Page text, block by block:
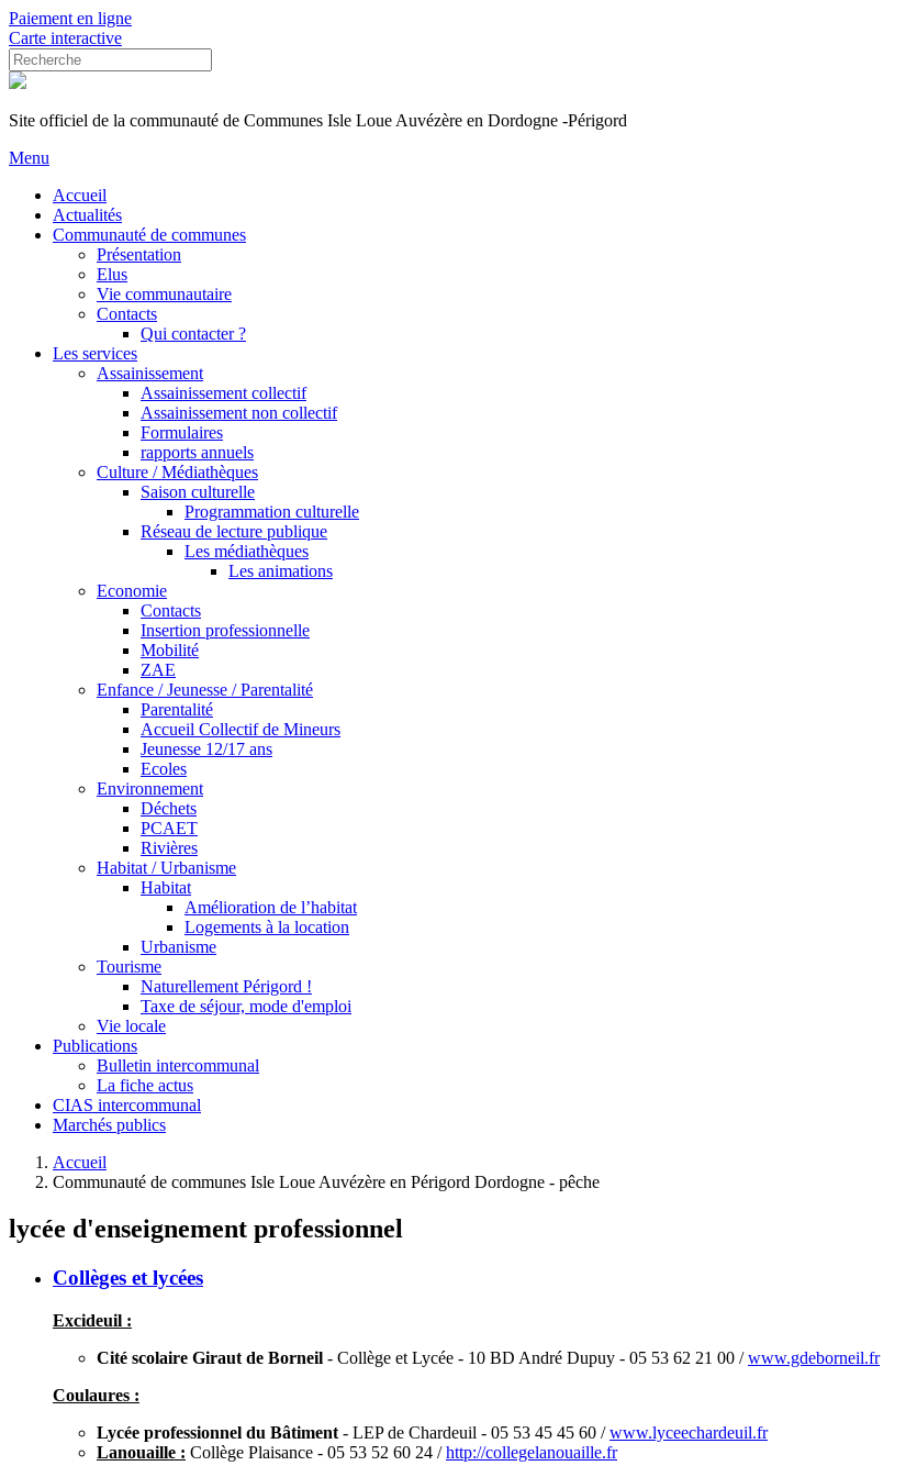
Paiement en ligne
Carte interactive
Site officiel de la communauté de Communes Isle Loue Auvézère en Dordogne -Périgord
Menu
Accueil
Actualités
Communauté de communes
Présentation
Elus
Vie communautaire
Contacts
Qui contacter ?
Les services
Assainissement
Assainissement collectif
Assainissement non collectif
Formulaires
rapports annuels
Culture / Médiathèques
Saison culturelle
Programmation culturelle
Réseau de lecture publique
Les médiathèques
Les animations
Economie
Contacts
Insertion professionnelle
Mobilité
ZAE
Enfance / Jeunesse / Parentalité
Parentalité
Accueil Collectif de Mineurs
Jeunesse 12/17 ans
Ecoles
Environnement
Déchets
PCAET
Rivières
Habitat / Urbanisme
Habitat
Amélioration de l’habitat
Logements à la location
Urbanisme
Tourisme
Naturellement Périgord !
Taxe de séjour, mode d'emploi
Vie locale
Publications
Bulletin intercommunal
La fiche actus
CIAS intercommunal
Marchés publics
Accueil
Communauté de communes Isle Loue Auvézère en Périgord Dordogne - pêche
lycée d'enseignement professionnel
Collèges et lycées
Excideuil :
Cité scolaire Giraut de Borneil - Collège et Lycée - 10 BD André Dupuy - 05 53 62 21 00 /www.gdeborneil.fr
Coulaures :
Lycée professionnel du Bâtiment - LEP de Chardeuil - 05 53 45 45 60 /www.lyceechardeuil.fr
Lanouaille : Collège Plaisance - 05 53 52 60 24 /http://collegelanouaille.fr